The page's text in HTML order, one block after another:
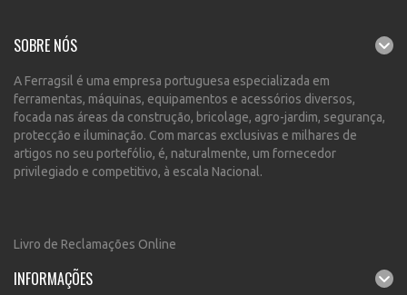
SOBRE NÓS
A Ferragsil é uma empresa portuguesa especializada em
ferramentas, máquinas, equipamentos e acessórios diversos,
focada nas áreas da construção, bricolage, agro-jardim, segurança,
protecção e iluminação. Com marcas exclusivas e milhares de
artigos no seu portefólio, é, naturalmente, um fornecedor
privilegiado e competitivo, à escala Nacional.
Livro de Reclamações Online
INFORMAÇÕES